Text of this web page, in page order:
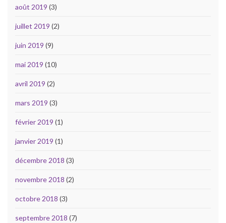
août 2019 (3)
juillet 2019 (2)
juin 2019 (9)
mai 2019 (10)
avril 2019 (2)
mars 2019 (3)
février 2019 (1)
janvier 2019 (1)
décembre 2018 (3)
novembre 2018 (2)
octobre 2018 (3)
septembre 2018 (7)